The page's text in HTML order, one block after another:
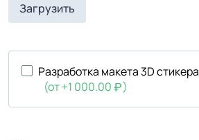
Загрузить
Разработка макета 3D стикера
(от +1 000.00
)